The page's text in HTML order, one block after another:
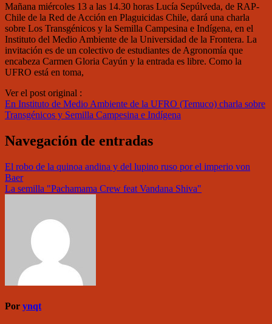
Mañana miércoles 13 a las 14.30 horas Lucía Sepúlveda, de RAP-
Chile de la Red de Acción en Plaguicidas Chile, dará una charla
sobre Los Transgénicos y la Semilla Campesina e Indígena, en el
Instituto del Medio Ambiente de la Universidad de la Frontera. La
invitación es de un colectivo de estudiantes de Agronomía que
encabeza Carmen Gloria Cayún y la entrada es libre. Como la
UFRO está en toma,
Ver el post original :
En Instituto de Medio Ambiente de la UFRO (Temuco) charla sobre
Transgénicos y Semilla Campesina e Indígena
Navegación de entradas
El robo de la quinoa andina y del lupino ruso por el imperio von
Baer
La semilla "Pachamama Crew feat Vandana Shiva"
Por ynqt